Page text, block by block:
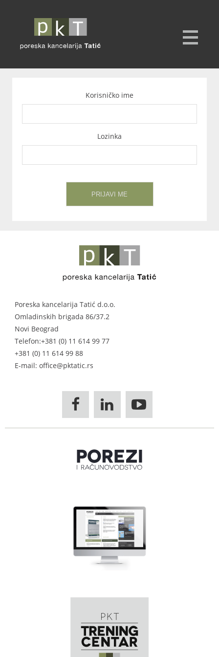
Korisničko ime
Lozinka
Poreska kancelarija Tatić d.o.o.
Omladinskih brigada 86/37.2
Novi Beograd
Telefon:+381 (0) 11 614 99 77
+381 (0) 11 614 99 88
E-mail: office@pktatic.rs
  